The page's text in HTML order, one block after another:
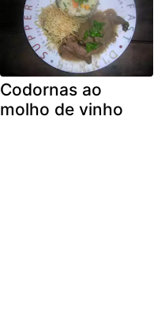
Codornas ao
molho de vinho